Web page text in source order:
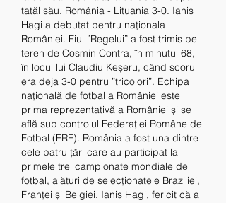
tatăl său. România - Lituania 3-0. Ianis
Hagi a debutat pentru naționala
României. Fiul ”Regelui” a fost trimis pe
teren de Cosmin Contra, în minutul 68,
în locul lui Claudiu Keșeru, când scorul
era deja 3-0 pentru ”tricolori”. Echipa
națională de fotbal a României este
prima reprezentativă a României și se
află sub controlul Federației Române de
Fotbal (FRF). România a fost una dintre
cele patru țări care au participat la
primele trei campionate mondiale de
fotbal, alături de selecționatele Braziliei,
Franței și Belgiei. Ianis Hagi, fericit că a